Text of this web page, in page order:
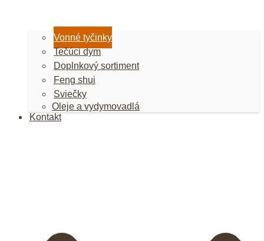
Vonné tyčinky
Tečúci dym
Doplnkový sortiment
Feng shui
Sviečky
Oleje a vydymovadlá
Kontakt